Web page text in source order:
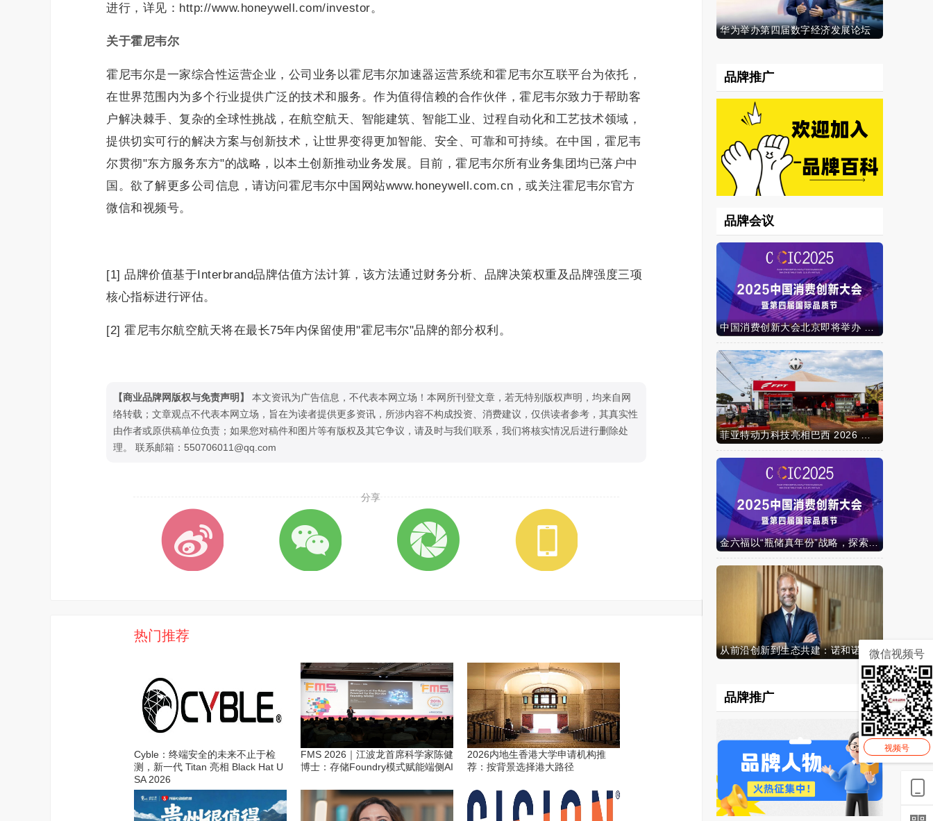
进行，详见：http://www.honeywell.com/investor。
关于霍尼韦尔
霍尼韦尔是一家综合性运营企业，公司业务以霍尼韦尔加速器运营系统和霍尼韦尔互联平台为依托，
在世界范围内为多个行业提供广泛的技术和服务。作为值得信赖的合作伙伴，霍尼韦尔致力于帮助客
户解决棘手、复杂的全球性挑战，在航空航天、智能建筑、智能工业、过程自动化和工艺技术领域，
提供切实可行的解决方案与创新技术，让世界变得更加智能、安全、可靠和可持续。在中国，霍尼韦
尔贯彻"东方服务东方"的战略，以本土创新推动业务发展。目前，霍尼韦尔所有业务集团均已落户中
国。欲了解更多公司信息，请访问霍尼韦尔中国网站www.honeywell.com.cn，或关注霍尼韦尔官方
微信和视频号。
[1] 品牌价值基于Interbrand品牌估值方法计算，该方法通过财务分析、品牌决策权重及品牌强度三项
核心指标进行评估。
[2] 霍尼韦尔航空航天将在最长75年内保留使用"霍尼韦尔"品牌的部分权利。
【商业品牌网版权与免责声明】
本文资讯为广告信息，不代表本网立场！本网所刊登文章，若无特别版权声明，均来自网
络转载；文章观点不代表本网立场，旨在为读者提供更多资讯，所涉内容不构成投资、消费建议，仅供读者参考，其真实性
由作者或原供稿单位负责；如果您对稿件和图片等有版权及其它争议，请及时与我们联系，我们将核实情况后进行删除处
理。 联系邮箱：550706011@qq.com
分享
热门推荐
Cyble：终端安全的未来不止于检
测，新一代 Titan 亮相 Black Hat U
SA 2026
FMS 2026｜江波龙首席科学家陈健
博士：存储Foundry模式赋能端侧AI
2026内地生香港大学申请机构推
荐：按背景选择港大路径
华为举办第四届数字经济发展论坛
品牌推广
品牌会议
中国消费创新大会北京即将举办 携手智迈电动车引领消费新时代
菲亚特动力科技亮相巴西 2026 年农业展，动力技术提升到新高度
金六福以“瓶储真年份”战略，探索白酒行业价值新范式
从前沿创新到生态共建：诺和诺德参加中国发展高层论坛2026年年会，携“中国同创”新里程碑深化对华承诺
品牌推广
微信视频号
视频号